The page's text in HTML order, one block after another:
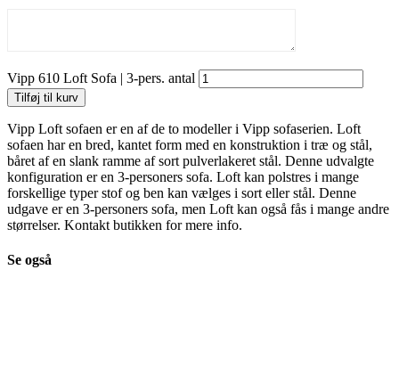
Vipp 610 Loft Sofa | 3-pers. antal
Tilføj til kurv
Vipp Loft sofaen er en af ​​de to modeller i Vipp sofaserien. Loft
sofaen har en bred, kantet form med en konstruktion i træ og stål,
båret af en slank ramme af sort pulverlakeret stål. Denne udvalgte
konfiguration er en 3-personers sofa. Loft kan polstres i mange
forskellige typer stof og ben kan vælges i sort eller stål. Denne
udgave er en 3-personers sofa, men Loft kan også fås i mange andre
størrelser. Kontakt butikken for mere info.
Se også